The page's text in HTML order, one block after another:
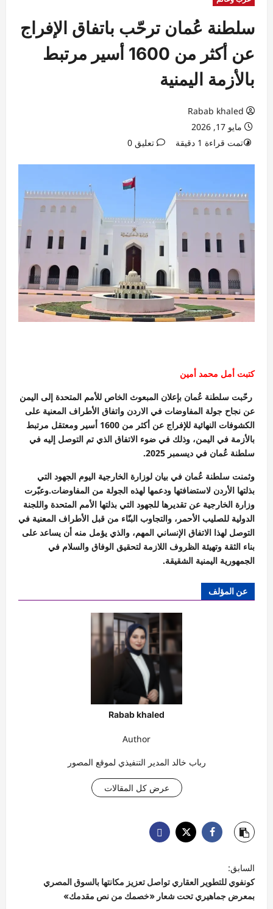
سلطنة عُمان ترحّب باتفاق الإفراج
عن أكثر من 1600 أسير مرتبط
بالأزمة اليمنية
Rabab khaled
مايو 17, 2026
تمت قراءة 1 دقيقة
تعليق 0
كتبت أمل محمد أمين
رحّبت سلطنة عُمان بإعلان المبعوث الخاص للأمم المتحدة إلى اليمن
عن نجاح جولة المفاوضات في الاردن واتفاق الأطراف المعنية على
الكشوفات النهائية للإفراج عن أكثر من 1600 أسير ومعتقل مرتبط
بالأزمة في اليمن، وذلك في ضوء الاتفاق الذي تم التوصل إليه في
سلطنة عُمان في ديسمبر 2025.
‏وثمنت سلطنة عُمان في بيان لوزارة الخارجية اليوم الجهود التي
بذلتها الأردن لاستضافتها ودعمها لهذه الجولة من المفاوضات.وعبّرت
وزارة الخارجية عن تقديرها للجهود التي بذلتها الأمم المتحدة واللجنة
الدولية للصليب الأحمر، والتجاوب البنّاء من قبل الأطراف المعنية في
التوصل لهذا الاتفاق الإنساني المهم، والذي يؤمل منه أن يساعد على
بناء الثقة وتهيئة الظروف اللازمة لتحقيق الوفاق والسلام في
الجمهورية اليمنية الشقيقة.
عن المؤلف
Rabab khaled
Author
رباب خالد المدير التنفيذي لموقع المصور
عرض كل المقالات
ت
ص
فّ
السابق:
كونفوي للتطوير العقاري تواصل تعزيز مكانتها بالسوق المصري
بمعرض جماهيري تحت شعار «خصمك من نص مقدمك»